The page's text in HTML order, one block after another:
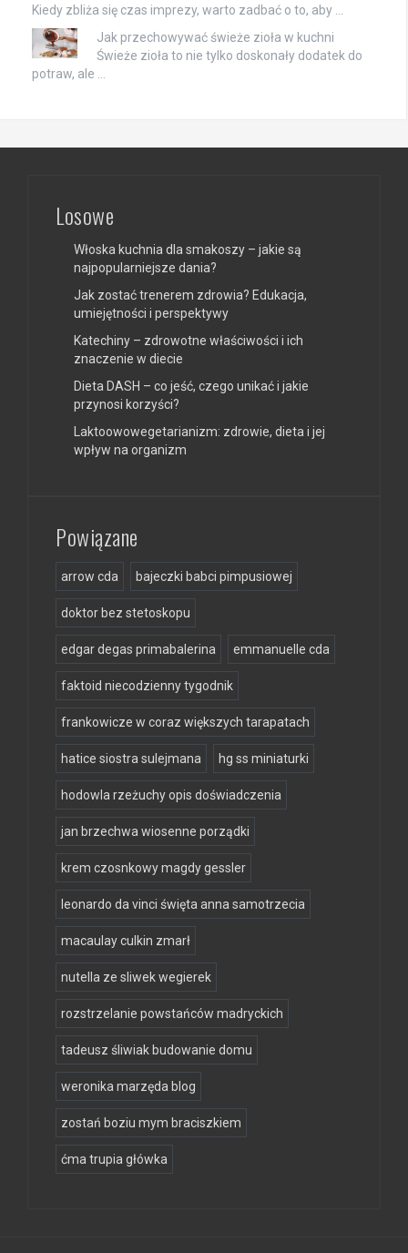
Kiedy zbliża się czas imprezy, warto zadbać o to, aby …
Jak przechowywać świeże zioła w kuchni
Świeże zioła to nie tylko doskonały dodatek do
potraw, ale …
Losowe
Włoska kuchnia dla smakoszy – jakie są
najpopularniejsze dania?
Jak zostać trenerem zdrowia? Edukacja,
umiejętności i perspektywy
Katechiny – zdrowotne właściwości i ich
znaczenie w diecie
Dieta DASH – co jeść, czego unikać i jakie
przynosi korzyści?
Laktoowowegetarianizm: zdrowie, dieta i jej
wpływ na organizm
Powiązane
arrow cda bajeczki babci pimpusiowej
doktor bez stetoskopu
edgar degas primabalerina emmanuelle cda
faktoid niecodzienny tygodnik
frankowicze w coraz większych tarapatach
hatice siostra sulejmana hg ss miniaturki
hodowla rzeżuchy opis doświadczenia
jan brzechwa wiosenne porządki
krem czosnkowy magdy gessler
leonardo da vinci święta anna samotrzecia
macaulay culkin zmarł
nutella ze sliwek wegierek
rozstrzelanie powstańców madryckich
tadeusz śliwiak budowanie domu
weronika marzęda blog
zostań boziu mym braciszkiem
ćma trupia główka